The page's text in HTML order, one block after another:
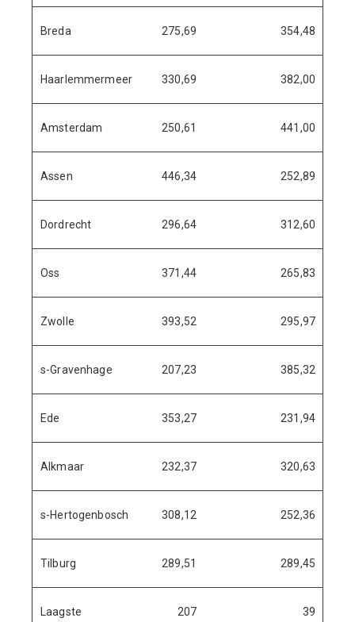
Breda 275,69 354,48
Haarlemmermeer 330,69 382,00
Amsterdam 250,61 441,00
Assen 446,34 252,89
Dordrecht 296,64 312,60
Oss 371,44 265,83
Zwolle 393,52 295,97
s-Gravenhage 207,23 385,32
Ede 353,27 231,94
Alkmaar 232,37 320,63
s-Hertogenbosch 308,12 252,36
Tilburg 289,51 289,45
Laagste 207 39